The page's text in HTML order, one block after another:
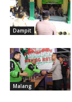
Dampit
Malang